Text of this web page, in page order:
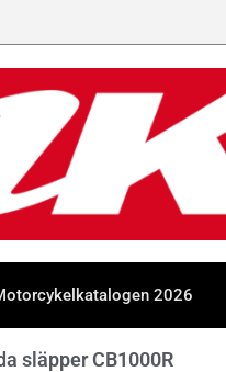
2026
släpper CB1000R